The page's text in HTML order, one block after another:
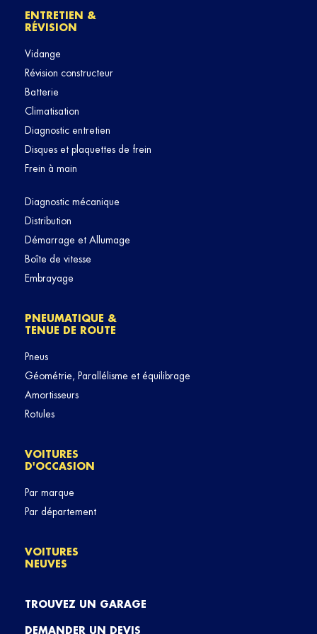
ENTRETIEN &
RÉVISION
Vidange
Révision constructeur
Batterie
Climatisation
Diagnostic entretien
Disques et plaquettes de frein
Frein à main
Diagnostic mécanique
Distribution
Démarrage et Allumage
Boîte de vitesse
Embrayage
PNEUMATIQUE &
TENUE DE ROUTE
Pneus
Géométrie, Parallélisme et équilibrage
Amortisseurs
Rotules
VOITURES
D'OCCASION
Par marque
Par département
VOITURES
NEUVES
TROUVEZ UN GARAGE
DEMANDER UN DEVIS